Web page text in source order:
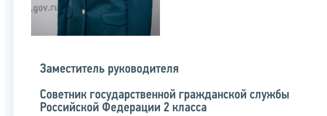
Заместитель руководителя
Советник государственной гражданской службы
Российской Федерации 2 класса